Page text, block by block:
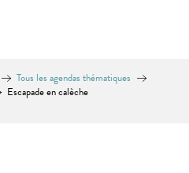
Tous les agendas thématiques
Escapade en calèche